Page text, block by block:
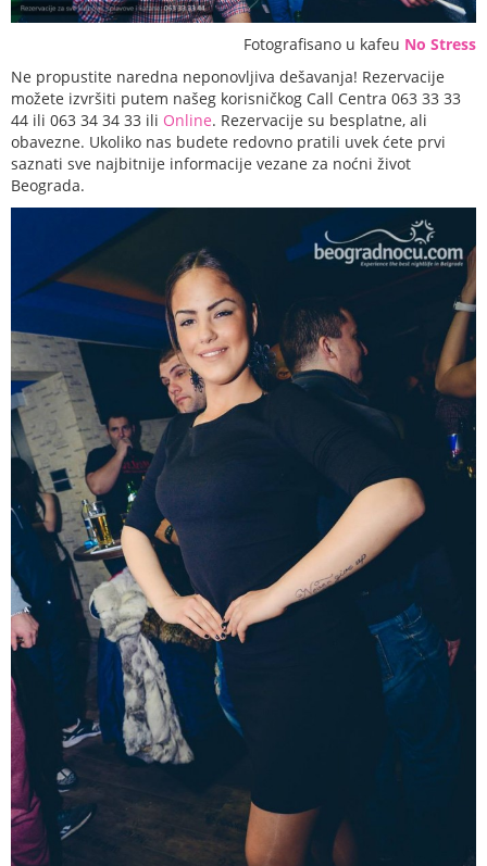
Fotografisano u kafeu No Stress
Ne propustite naredna neponovljiva dešavanja! Rezervacije
možete izvršiti putem našeg korisničkog Call Centra 063 33 33
44 ili 063 34 34 33 ili Online. Rezervacije su besplatne, ali
obavezne. Ukoliko nas budete redovno pratili uvek ćete prvi
saznati sve najbitnije informacije vezane za noćni život
Beograda.